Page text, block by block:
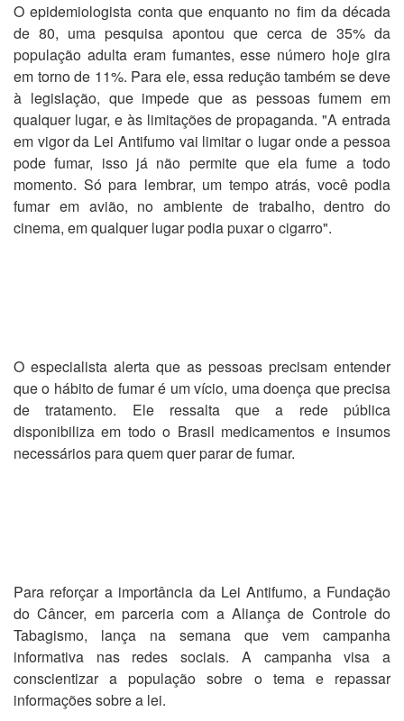
O epidemiologista conta que enquanto no fim da década
de 80, uma pesquisa apontou que cerca de 35% da
população adulta eram fumantes, esse número hoje gira
em torno de 11%. Para ele, essa redução também se deve
à legislação, que impede que as pessoas fumem em
qualquer lugar, e às limitações de propaganda. "A entrada
em vigor da Lei Antifumo vai limitar o lugar onde a pessoa
pode fumar, isso já não permite que ela fume a todo
momento. Só para lembrar, um tempo atrás, você podia
fumar em avião, no ambiente de trabalho, dentro do
cinema, em qualquer lugar podia puxar o cigarro".
O especialista alerta que as pessoas precisam entender
que o hábito de fumar é um vício, uma doença que precisa
de tratamento. Ele ressalta que a rede pública
disponibiliza em todo o Brasil medicamentos e insumos
necessários para quem quer parar de fumar.
Para reforçar a importância da Lei Antifumo, a Fundação
do Câncer, em parceria com a Aliança de Controle do
Tabagismo, lança na semana que vem campanha
informativa nas redes sociais. A campanha visa a
conscientizar a população sobre o tema e repassar
informações sobre a lei.